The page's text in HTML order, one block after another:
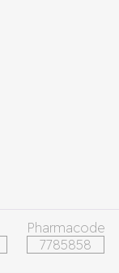
Pharmacode
7785858